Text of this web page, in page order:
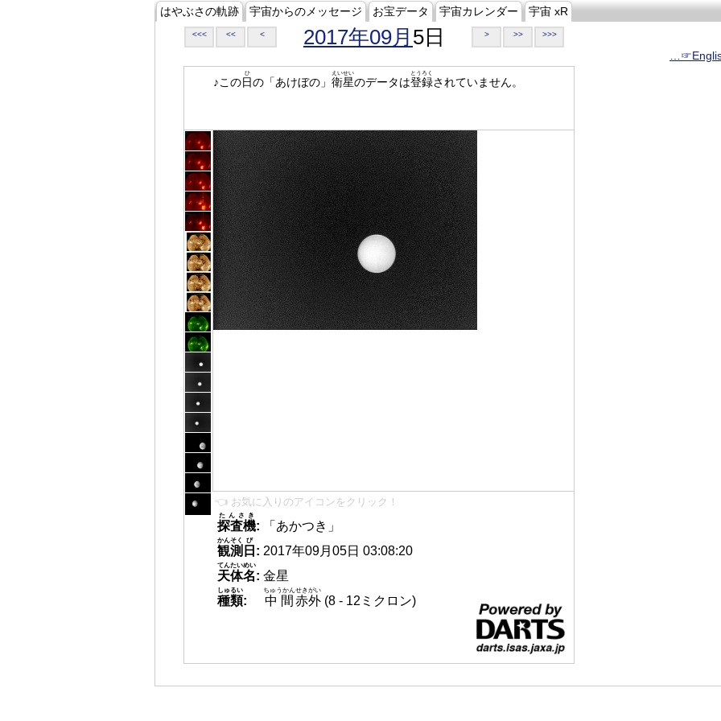
はやぶさの軌跡 宇宙からのメッセージ お宝データ 宇宙カレンダー 宇宙 xR
<<< << < 2017年09月 5日 > >> >>>
♪この日
ひ
の「あけぼの」 衛星
えいせい
のデータは登録
とうろく
されていません。
👈 お気に入りのアイコンをクリック！
探査機
たんさき
:
「あかつき」
観測
かんそく
日
び
: 2017年09月05日 03:08:20
天体名
てんたいめい
: 金星
種類
しゅるい
: 中間
ちゅうかん
赤外
せきがい
(8 - 12ミクロン)